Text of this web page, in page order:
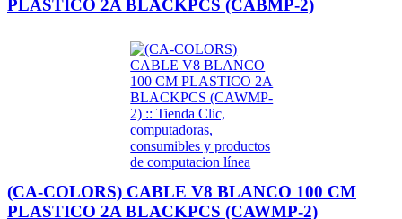
PLASTICO 2A BLACKPCS (CABMP-2)
(CA-COLORS) CABLE V8 BLANCO 100 CM
PLASTICO 2A BLACKPCS (CAWMP-2)